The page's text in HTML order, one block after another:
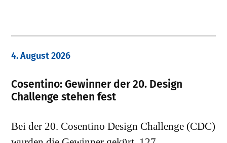
4. August 2026
Cosentino: Gewinner der 20. Design
Challenge stehen fest
Bei der 20. Cosentino Design Challenge (CDC)